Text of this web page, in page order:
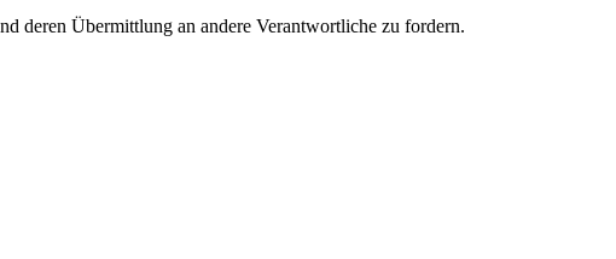
deren Übermittlung an andere Verantwortliche zu fordern.